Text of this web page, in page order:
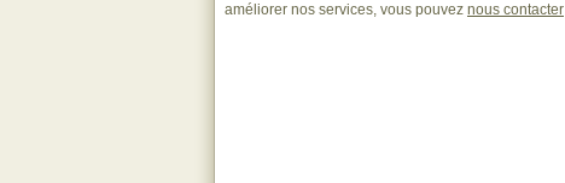
améliorer nos services, vous pouvez nous contacter